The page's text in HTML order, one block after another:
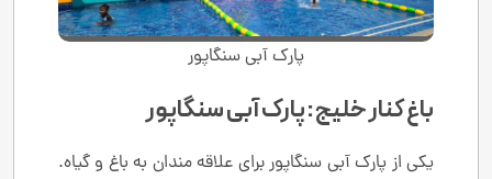
پارک آبی سنگاپور
باغ کنار خلیج: پارک آبی سنگاپور
یکی از پارک آبی سنگاپور برای علاقه مندان به باغ و گیاه.